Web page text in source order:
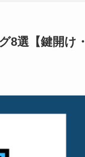
8選【鍵開け・